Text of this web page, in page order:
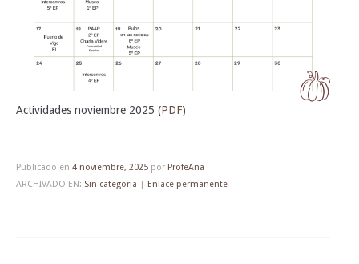
Actividades noviembre 2025 (PDF)
Publicado en 4 noviembre, 2025 por ProfeAna
ARCHIVADO EN: Sin categoría Enlace permanente